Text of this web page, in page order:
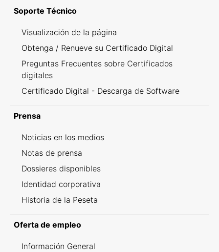
Soporte Técnico
Visualización de la página
Obtenga / Renueve su Certificado Digital
Preguntas Frecuentes sobre Certificados
digitales
Certificado Digital - Descarga de Software
Prensa
Noticias en los medios
Notas de prensa
Dossieres disponibles
Identidad corporativa
Historia de la Peseta
Oferta de empleo
Información General